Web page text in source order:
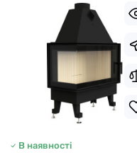
В наявності